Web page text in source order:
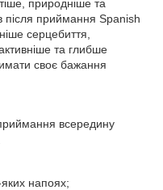
природніше та
приймання Spanish
серцебиття,
та глибше
своє бажання
всередину
напоях;